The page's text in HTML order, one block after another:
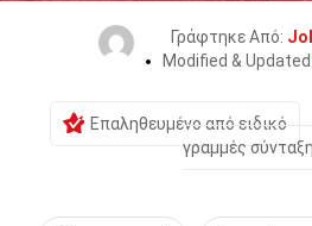
Γράφτηκε Από:
Modified & Updated:
Επαληθευμένο από ειδικό
γραμμές